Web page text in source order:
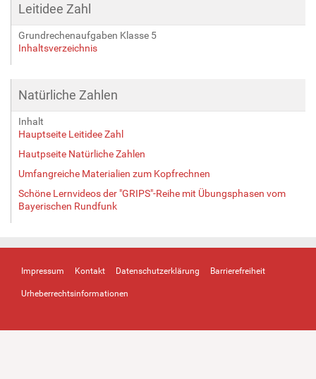
Leitidee Zahl
Grundrechenaufgaben Klasse 5
Inhaltsverzeichnis
Natürliche Zahlen
Inhalt
Hauptseite Leitidee Zahl
Hautpseite Natürliche Zahlen
Umfangreiche Materialien zum Kopfrechnen
Schöne Lernvideos der "GRIPS"-Reihe mit Übungsphasen vom
Bayerischen Rundfunk
Impressum Kontakt Datenschutzerklärung Barrierefreiheit
Urheberrechtsinformationen